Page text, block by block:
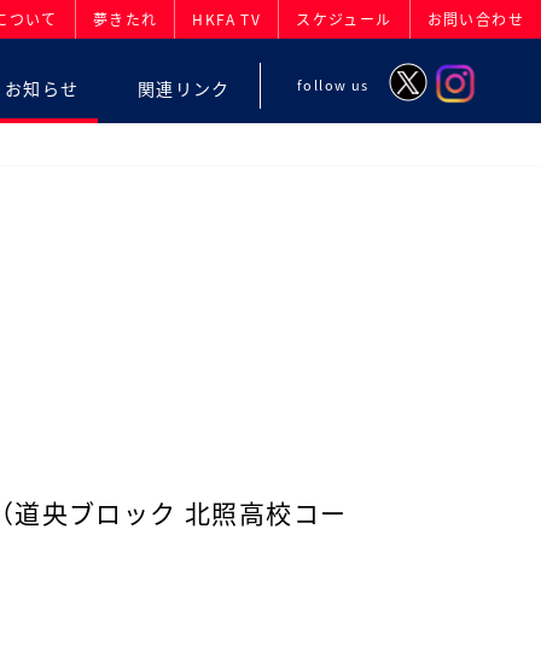
ついて 夢きたれ HKFA TV スケジュール お問い合わせ
お知らせ 関連リンク follow us
央ブロック 北照高校コー